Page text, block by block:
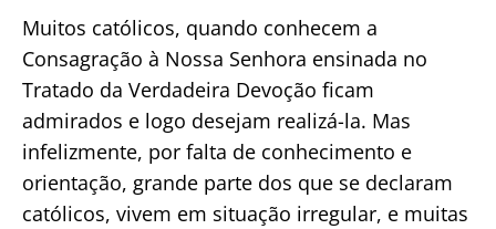
Muitos católicos, quando conhecem a
Consagração à Nossa Senhora ensinada no
Tratado da Verdadeira Devoção ficam
admirados e logo desejam realizá-la. Mas
infelizmente, por falta de conhecimento e
orientação, grande parte dos que se declaram
católicos, vivem em situação irregular, e muitas